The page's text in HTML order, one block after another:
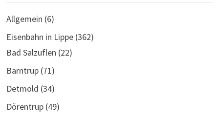
Allgemein (6)
Eisenbahn in Lippe(362)
Bad Salzuflen (22)
Barntrup(71)
Detmold (34)
Dörentrup(49)